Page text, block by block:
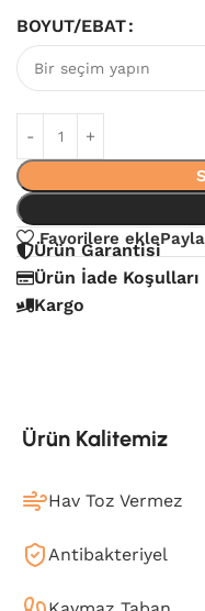
BOYUT/EBAT
Favorilere ekle
Ürün Garantisi
Ürün İade Koşulları
Kargo
Ürün Kalitemiz
Hav Toz Vermez
Antibakteriyel